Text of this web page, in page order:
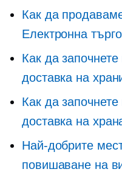
Как да
Електронна
Как да
доставка на
Как да
доставка на
Най-добрите
повишаване на